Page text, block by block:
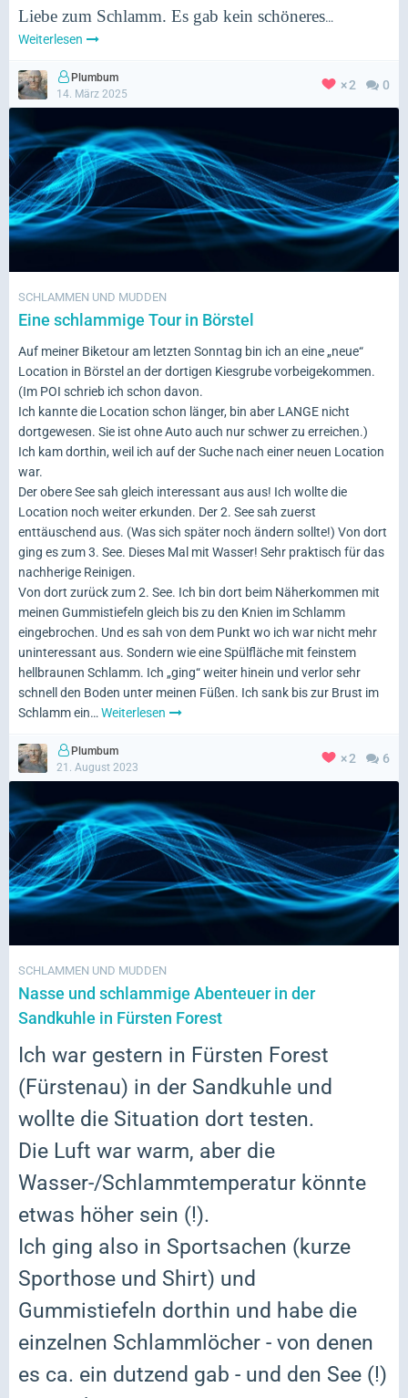
Liebe zum Schlamm. Es gab kein schöneres…
Weiterlesen
Plumbum
14. März 2025
2 0
SCHLAMMEN UND MUDDEN
Eine schlammige Tour in Börstel
Auf meiner Biketour am letzten Sonntag bin ich an eine „neue“
Location in Börstel an der dortigen Kiesgrube vorbeigekommen.
(Im POI schrieb ich schon davon.
Ich kannte die Location schon länger, bin aber LANGE nicht
dortgewesen. Sie ist ohne Auto auch nur schwer zu erreichen.)
Ich kam dorthin, weil ich auf der Suche nach einer neuen Location
war.
Der obere See sah gleich interessant aus aus! Ich wollte die
Location noch weiter erkunden. Der 2. See sah zuerst
enttäuschend aus. (Was sich später noch ändern sollte!) Von dort
ging es zum 3. See. Dieses Mal mit Wasser! Sehr praktisch für das
nachherige Reinigen.
Von dort zurück zum 2. See. Ich bin dort beim Näherkommen mit
meinen Gummistiefeln gleich bis zu den Knien im Schlamm
eingebrochen. Und es sah von dem Punkt wo ich war nicht mehr
uninteressant aus. Sondern wie eine Spülfläche mit feinstem
hellbraunen Schlamm. Ich „ging“ weiter hinein und verlor sehr
schnell den Boden unter meinen Füßen. Ich sank bis zur Brust im
Schlamm ein… Weiterlesen
Plumbum
21. August 2023
2 6
SCHLAMMEN UND MUDDEN
Nasse und schlammige Abenteuer in der
Sandkuhle in Fürsten Forest
Ich war gestern in Fürsten Forest
(Fürstenau) in der Sandkuhle und
wollte die Situation dort testen.
Die Luft war warm, aber die
Wasser-/Schlammtemperatur könnte
etwas höher sein (!).
Ich ging also in Sportsachen (kurze
Sporthose und Shirt) und
Gummistiefeln dorthin und habe die
einzelnen Schlammlöcher - von denen
es ca. ein dutzend gab - und den See (!)